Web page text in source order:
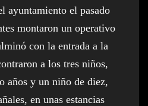
ayuntamiento el pasado
montaron un operativo
con la entrada a la
a los tres niños,
años y un niño de diez,
en unas estancias